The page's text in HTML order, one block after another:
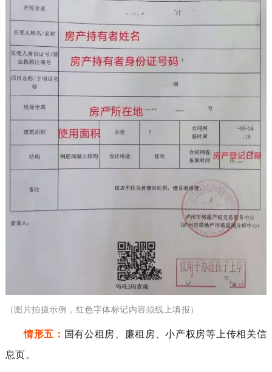
（图片拍摄示例， 红色字体标记内容须线上填报）
情形五： 国有公租房、廉租房、小产权房等上传相关信
息页。